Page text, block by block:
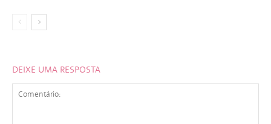
DEIXE UMA RESPOSTA